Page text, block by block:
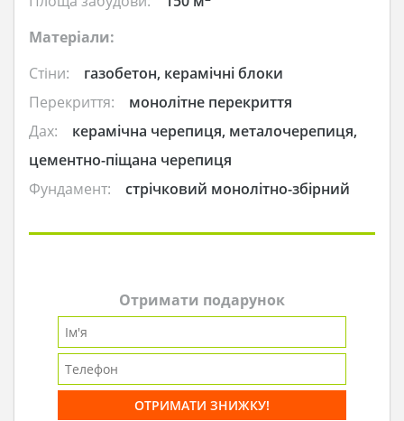
Матеріали:
Стіни:
газобетон, керамічні блоки
Перекриття:
монолітне перекриття
Дах:
керамічна черепиця, металочерепиця,
цементно-піщана черепиця
Фундамент:
стрічковий монолітно-збірний
Отримати подарунок